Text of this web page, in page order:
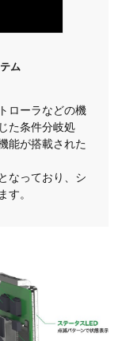
ム
ローラなどの機
た条件分岐処
能が搭載された
なっており、シ
す。